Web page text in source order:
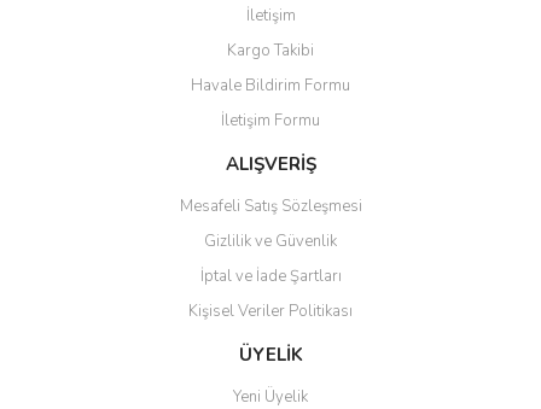
Ürün resmi kalitesiz, bozuk veya görüntülenemiyor.
Ürün açıklamasında eksik bilgiler bulunuyor.
Ürün bilgilerinde hatalar bulunuyor.
Ürün fiyatı diğer sitelerden daha pahalı.
Gönder
İletişim
Kargo Takibi
Havale Bildirim Formu
İletişim Formu
ALIŞVERİŞ
Mesafeli Satış Sözleşmesi
Gizlilik ve Güvenlik
İptal ve İade Şartları
Kişisel Veriler Politikası
ÜYELİK
Yeni Üyelik